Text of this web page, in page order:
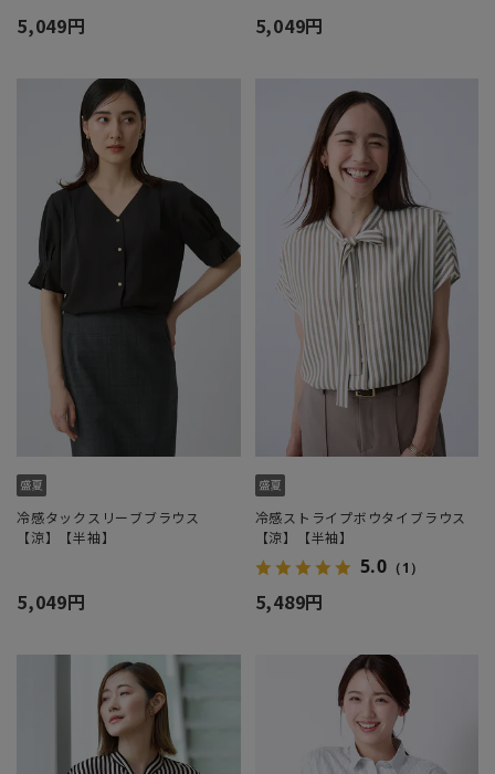
5,049円 5,049円
冷感タックスリーブブラウス
【涼】【半袖】
5,049円
冷感ストライプボウタイブラウス
【涼】【半袖】
5.0 （1）
5,489円